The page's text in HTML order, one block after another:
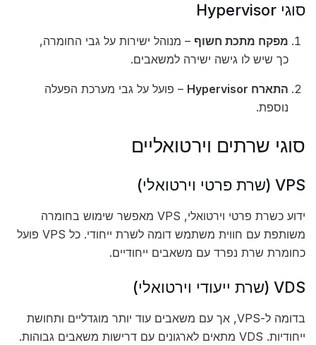
סוגי Hypervisor
מפקח מתכת חשוף – מנוהל ישירות על גבי החומרה,
כך שיש לו גישה ישירה למשאבים.
התארח Hypervisor
– פועל על גבי מערכת הפעלה
נוספת.
סוגי שרתים וירטואליים
VPS (שרת פרטי וירטואלי)
ידוע כשרת פרטי וירטואלי, VPS מאפשר שימוש בחומרה
משותפת עם חווית משתמש דומה לשרת ייחודי. כל VPS פועל
כחומרת שרת נפרד עם משאבים ייחודיים.
VDS (שרת ייעודי וירטואלי)
בדומה ל-VPS, אך עם משאבים עוד יותר מוגדליים ותחושת
ייחודיות. VDS מתאים לארגונים עם דרישות משאבים גבוהות.